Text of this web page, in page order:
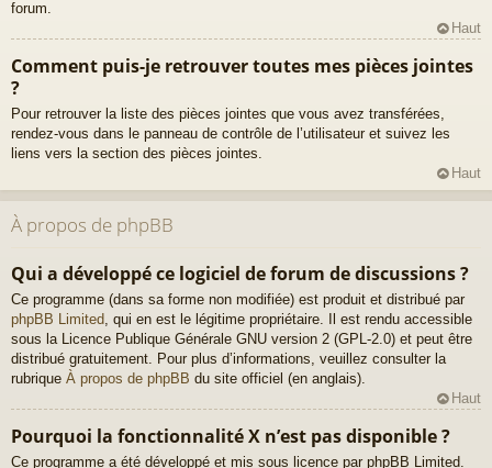
forum.
Haut
Comment puis-je retrouver toutes mes pièces jointes
?
Pour retrouver la liste des pièces jointes que vous avez transférées,
rendez-vous dans le panneau de contrôle de l’utilisateur et suivez les
liens vers la section des pièces jointes.
Haut
À propos de phpBB
Qui a développé ce logiciel de forum de discussions ?
Ce programme (dans sa forme non modifiée) est produit et distribué par
phpBB Limited , qui en est le légitime propriétaire. Il est rendu accessible
sous la Licence Publique Générale GNU version 2 (GPL-2.0) et peut être
distribué gratuitement. Pour plus d’informations, veuillez consulter la
rubrique À propos de phpBB du site officiel (en anglais).
Haut
Pourquoi la fonctionnalité X n’est pas disponible ?
Ce programme a été développé et mis sous licence par phpBB Limited.